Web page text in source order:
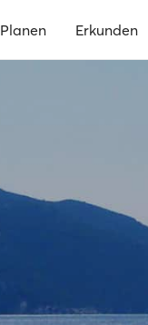
Planen Erkunden